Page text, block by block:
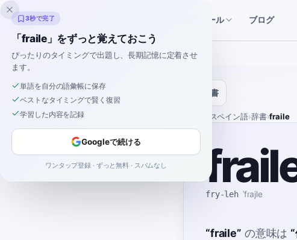
Inklingo スペイン語ツール ブログ
辞書
スペイン語›辞書›fraile
fry-leh ˈfɾajle
“fraile” の意味は “
3秒で完了
「fraile」をずっと覚えておこう
ぴったりのタイミングで出題し、長期記憶に定着させ
ます。
単語を自分の語彙帳に保存
ベストなタイミングで賢く復習
学習した内容を記録
Googleで続ける
ワンタップ登録 · ずっと無料 · スパムなし